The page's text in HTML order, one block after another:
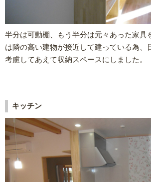
半分は可動棚、もう半分は元々あった家具
は隣の高い建物が接近して建っている為、
考慮してあえて収納スペースにしました。
キッチン